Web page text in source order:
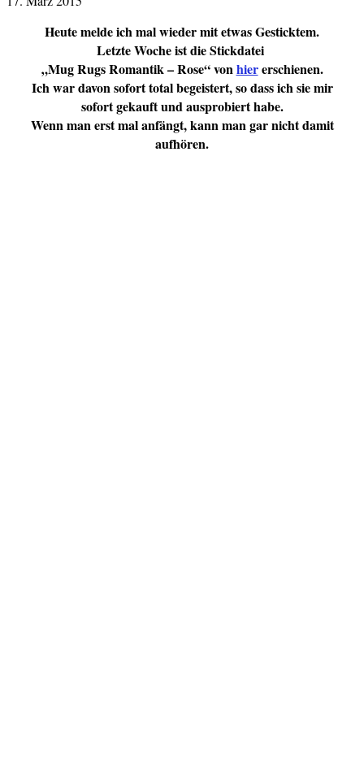
Heute melde ich mal wieder mit etwas Gesticktem.
Letzte Woche ist die Stickdatei
„Mug Rugs Romantik – Rose“ vonhiererschienen.
Ich war davon sofort total begeistert, so dass ich sie mir
sofort gekauft und ausprobiert habe.
Wenn man erst mal anfängt, kann man gar nicht damit
aufhören.